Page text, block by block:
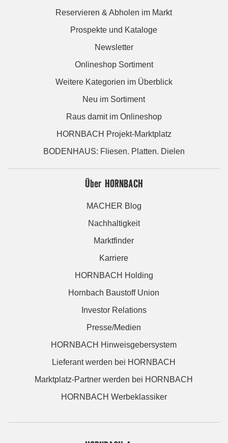
Reservieren & Abholen im Markt
Prospekte und Kataloge
Newsletter
Onlineshop Sortiment
Weitere Kategorien im Überblick
Neu im Sortiment
Raus damit im Onlineshop
HORNBACH Projekt-Marktplatz
BODENHAUS: Fliesen. Platten. Dielen
Über HORNBACH
MACHER Blog
Nachhaltigkeit
Marktfinder
Karriere
HORNBACH Holding
Hornbach Baustoff Union
Investor Relations
Presse/Medien
HORNBACH Hinweisgebersystem
Lieferant werden bei HORNBACH
Marktplatz-Partner werden bei HORNBACH
HORNBACH Werbeklassiker